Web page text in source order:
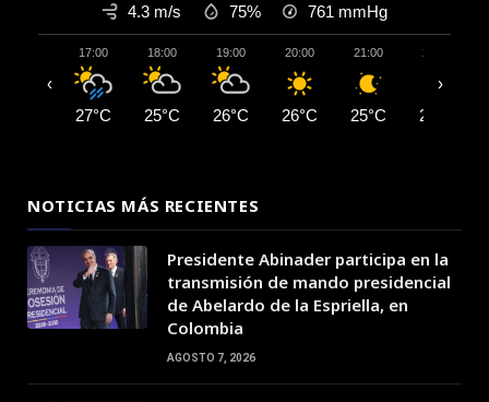
4.3 m/s 75% 761 mmHg
17:00
27°C
18:00
25°C
19:00
26°C
20:00
26°C
21:00
25°C
22:00
25°C
‹ ›
NOTICIAS MÁS RECIENTES
Presidente Abinader participa en la
transmisión de mando presidencial
de Abelardo de la Espriella, en
Colombia
AGOSTO 7, 2026